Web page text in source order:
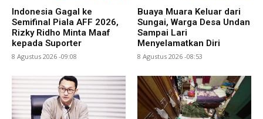
Indonesia Gagal ke
Semifinal Piala AFF 2026,
Rizky Ridho Minta Maaf
kepada Suporter
8 Agustus 2026 -09:08
Buaya Muara Keluar dari
Sungai, Warga Desa Undan
Sampai Lari
Menyelamatkan Diri
8 Agustus 2026 -08:53